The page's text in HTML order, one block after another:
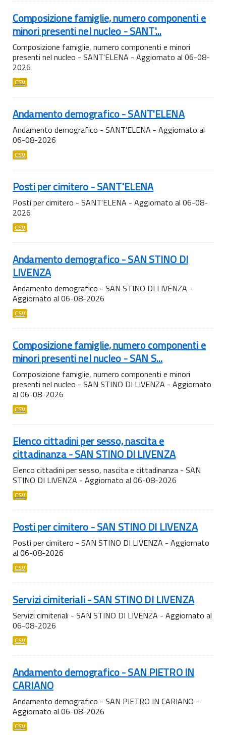
Composizione famiglie, numero componenti e
minori presenti nel nucleo - SANT'...
Composizione famiglie, numero componenti e minori
presenti nel nucleo - SANT'ELENA - Aggiornato al 06-08-
2026
CSV
Andamento demografico - SANT'ELENA
Andamento demografico - SANT'ELENA - Aggiornato al
06-08-2026
CSV
Posti per cimitero - SANT'ELENA
Posti per cimitero - SANT'ELENA - Aggiornato al 06-08-
2026
CSV
Andamento demografico - SAN STINO DI
LIVENZA
Andamento demografico - SAN STINO DI LIVENZA -
Aggiornato al 06-08-2026
CSV
Composizione famiglie, numero componenti e
minori presenti nel nucleo - SAN S...
Composizione famiglie, numero componenti e minori
presenti nel nucleo - SAN STINO DI LIVENZA - Aggiornato
al 06-08-2026
CSV
Elenco cittadini per sesso, nascita e
cittadinanza - SAN STINO DI LIVENZA
Elenco cittadini per sesso, nascita e cittadinanza - SAN
STINO DI LIVENZA - Aggiornato al 06-08-2026
CSV
Posti per cimitero - SAN STINO DI LIVENZA
Posti per cimitero - SAN STINO DI LIVENZA - Aggiornato
al 06-08-2026
CSV
Servizi cimiteriali - SAN STINO DI LIVENZA
Servizi cimiteriali - SAN STINO DI LIVENZA - Aggiornato al
06-08-2026
CSV
Andamento demografico - SAN PIETRO IN
CARIANO
Andamento demografico - SAN PIETRO IN CARIANO -
Aggiornato al 06-08-2026
CSV